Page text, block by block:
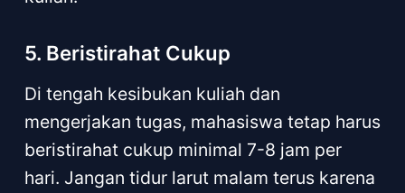
5. Beristirahat Cukup
Di tengah kesibukan kuliah dan
mengerjakan tugas, mahasiswa tetap harus
beristirahat cukup minimal 7-8 jam per
hari. Jangan tidur larut malam terus karena